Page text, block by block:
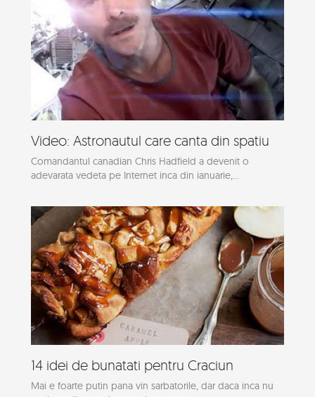
Video: Astronautul care canta din spatiu
Comandantul canadian Chris Hadfield a devenit o
adevarata vedeta pe Internet inca din ianuarie,...
14 idei de bunatati pentru Craciun
Mai e foarte putin pana vin sarbatorile, dar daca inca nu